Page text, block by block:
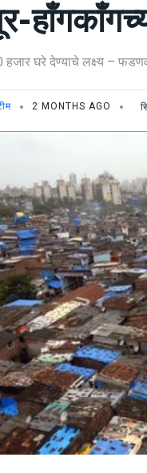
हजार घरे देण्याचे लक्ष्य –
2 MONTHS AGO